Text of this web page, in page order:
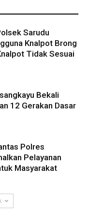
Sarudu
Knalpot Brong
Tidak Sesuai
Bekali
12 Gerakan Dasar
Polres
Pelayanan
Masyarakat